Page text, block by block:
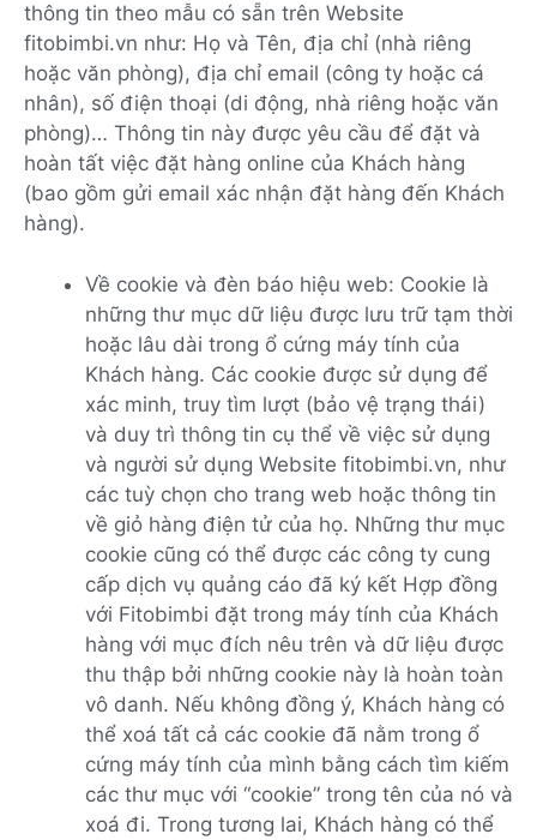
thông tin theo mẫu có sẵn trên Website
fitobimbi.vn như: Họ và Tên, địa chỉ (nhà riêng
hoặc văn phòng), địa chỉ email (công ty hoặc cá
nhân), số điện thoại (di động, nhà riêng hoặc văn
phòng)… Thông tin này được yêu cầu để đặt và
hoàn tất việc đặt hàng online của Khách hàng
(bao gồm gửi email xác nhận đặt hàng đến Khách
hàng).
Về cookie và đèn báo hiệu web: Cookie là
những thư mục dữ liệu được lưu trữ tạm thời
hoặc lâu dài trong ổ cứng máy tính của
Khách hàng. Các cookie được sử dụng để
xác minh, truy tìm lượt (bảo vệ trạng thái)
và duy trì thông tin cụ thể về việc sử dụng
và người sử dụng Website fitobimbi.vn, như
các tuỳ chọn cho trang web hoặc thông tin
về giỏ hàng điện tử của họ. Những thư mục
cookie cũng có thể được các công ty cung
cấp dịch vụ quảng cáo đã ký kết Hợp đồng
với Fitobimbi đặt trong máy tính của Khách
hàng với mục đích nêu trên và dữ liệu được
thu thập bởi những cookie này là hoàn toàn
vô danh. Nếu không đồng ý, Khách hàng có
thể xoá tất cả các cookie đã nằm trong ổ
cứng máy tính của mình bằng cách tìm kiếm
các thư mục với “cookie” trong tên của nó và
xoá đi. Trong tương lai, Khách hàng có thể